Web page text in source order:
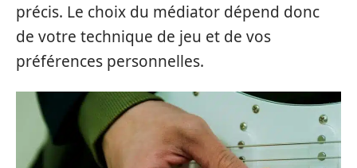
précis. Le choix du médiator dépend donc
de votre technique de jeu et de vos
préférences personnelles.